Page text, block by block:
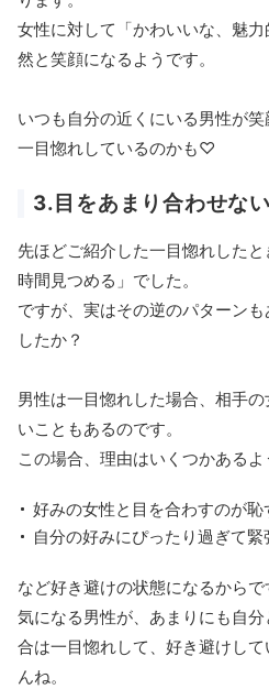
女性に対して「かわいいな、魅
然と笑顔になるようです。
いつも自分の近くにいる男性が
一目惚れしているのかも♡
3.目をあまり合わせない
先ほどご紹介した一目惚れした
時間見つめる」でした。
ですが、実はその逆のパターン
したか？
男性は一目惚れした場合、相手
いこともあるのです。
この場合、理由はいくつかあるよ
好みの女性と目を合わすのが恥
自分の好みにぴったり過ぎて
など好き避けの状態になるからで
気になる男性が、あまりにも自
合は一目惚れして、好き避けし
んね。